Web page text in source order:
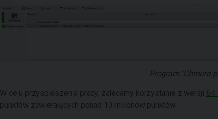
Program "Chmura
W celu przyspieszenia pracy, zalecamy korzystanie z wersji
punktów zawierających ponad 10 milionów punktów.